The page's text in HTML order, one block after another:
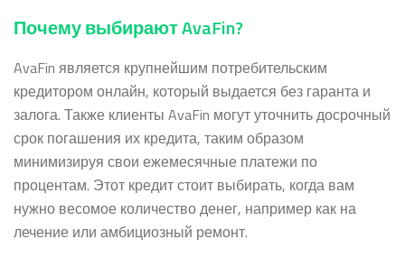
Почему выбирают AvaFin?
AvaFin является крупнейшим потребительским
кредитором онлайн, который выдается без гаранта и
залога. Также клиенты AvaFin могут уточнить досрочный
срок погашения их кредита, таким образом
минимизируя свои ежемесячные платежи по
процентам. Этот кредит стоит выбирать, когда вам
нужно весомое количество денег, например как на
лечение или амбициозный ремонт.